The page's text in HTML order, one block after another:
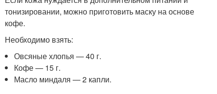
тонизировании, можно приготовить маску на основе
кофе.
Необходимо взять:
Овсяные хлопья — 40 г.
Кофе — 15 г.
Масло миндаля — 2 капли.